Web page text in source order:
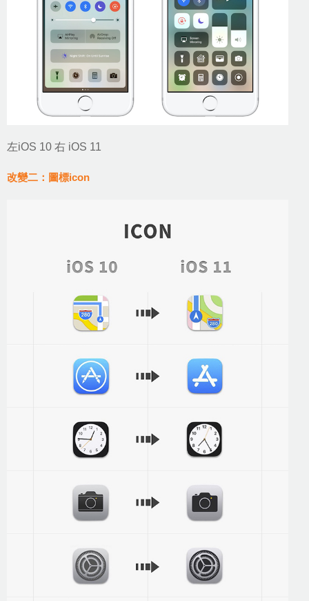
左iOS 10 右 iOS 11
改變二：圖標icon